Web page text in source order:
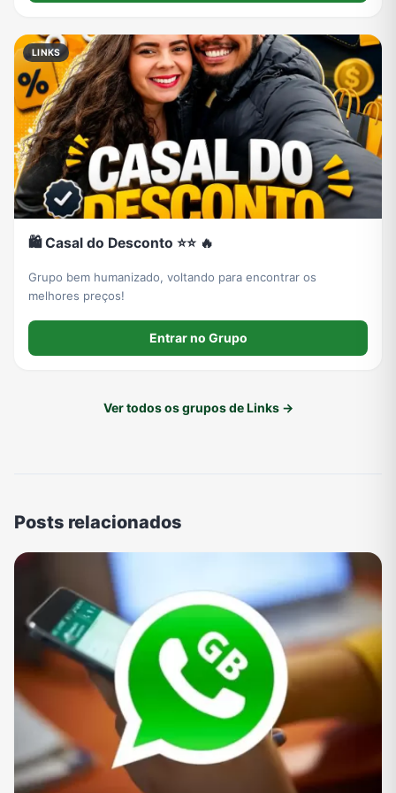
LINKS
🛍️ Casal do Desconto ⭐⭐ 🔥
Grupo bem humanizado, voltando para encontrar os
melhores preços!
Entrar no Grupo
Ver todos os grupos de Links →
Posts relacionados